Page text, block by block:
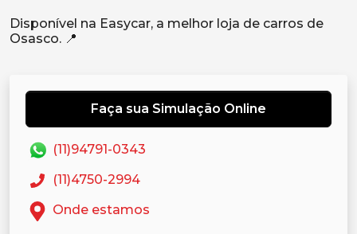
Disponível na Easycar, a melhor loja de carros de
Faça sua Simulação Online
(11)94791-0343
(11)4750-2994
Onde estamos